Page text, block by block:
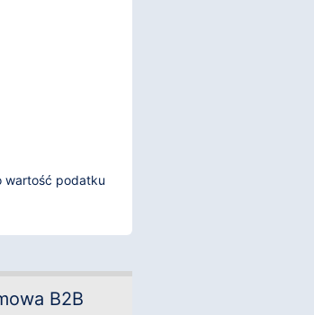
wartość podatku
B2B